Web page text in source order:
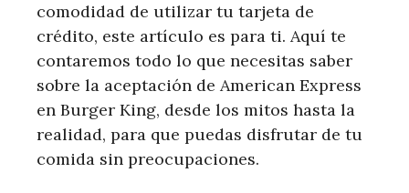
comodidad de utilizar tu tarjeta de
crédito, este artículo es para‍ ti. Aquí te
contaremos‌ todo lo que necesitas saber
sobre la aceptación de American Express
en Burger King, desde ​los mitos hasta la
realidad, para que puedas disfrutar de⁣ tu
comida sin preocupaciones.